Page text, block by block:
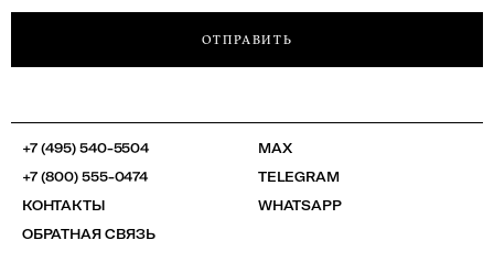
ОТПРАВИТЬ
+7 (495) 540-5504
+7 (800) 555-0474
КОНТАКТЫ
ОБРАТНАЯ СВЯЗЬ
MAX
TELEGRAM
WHATSAPP